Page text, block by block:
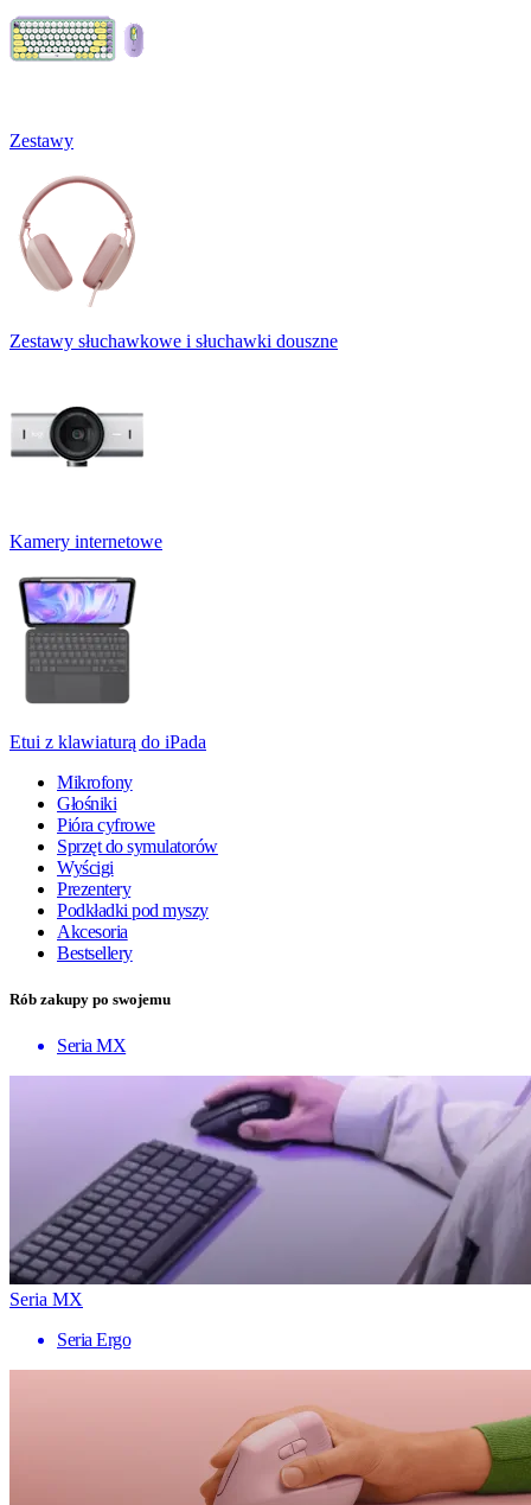
Zestawy
Zestawy słuchawkowe i słuchawki douszne
Kamery internetowe
Etui z klawiaturą do iPada
Mikrofony
Głośniki
Pióra cyfrowe
Sprzęt do symulatorów
Wyścigi
Prezentery
Podkładki pod myszy
Akcesoria
Bestsellery
Rób zakupy po swojemu
Seria MX
Seria MX
Seria Ergo